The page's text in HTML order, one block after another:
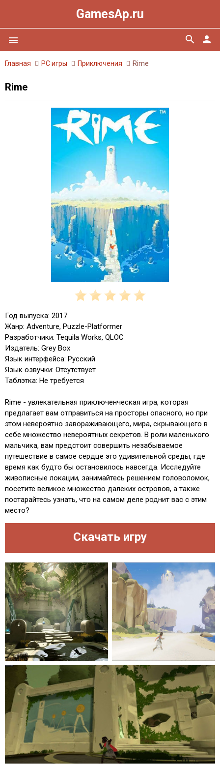
GamesAp.ru
menu person
search
Главная PC игры Приключения Rime
Rime
Год выпуска: 2017
Жанр: Adventure, Puzzle-Platformer
Разработчики: Tequila Works, QLOC
Издатель: Grey Box
Язык интерфейса: Русский
Язык озвучки: Отсутствует
Таблэтка: Не требуется
Rime - увлекательная приключенческая игра, которая
предлагает вам отправиться на просторы опасного, но при
этом невероятно завораживающего, мира, скрывающего в
себе множество невероятных секретов. В роли маленького
мальчика, вам предстоит совершить незабываемое
путешествие в самое сердце это удивительной среды, где
время как будто бы остановилось навсегда. Исследуйте
живописные локации, занимайтесь решением головоломок,
посетите великое множество далёких островов, а также
постарайтесь узнать, что на самом деле роднит вас с этим
место?
Скачать игру